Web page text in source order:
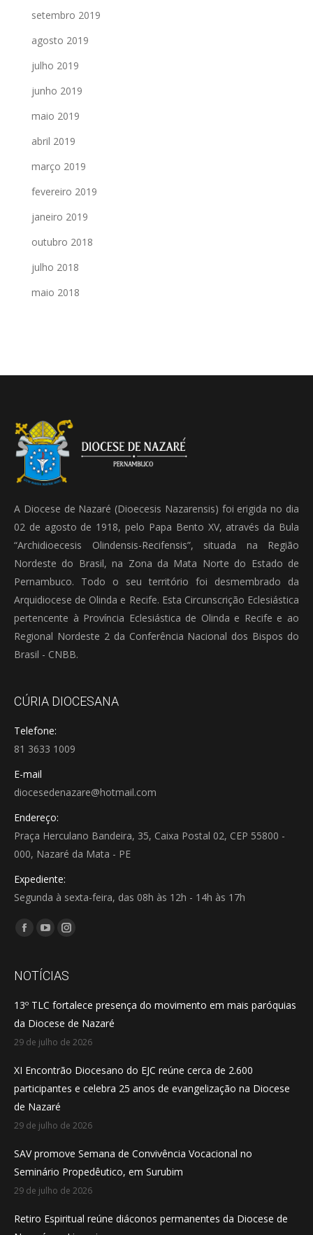
setembro 2019
agosto 2019
julho 2019
junho 2019
maio 2019
abril 2019
março 2019
fevereiro 2019
janeiro 2019
outubro 2018
julho 2018
maio 2018
A Diocese de Nazaré (Dioecesis Nazarensis) foi erigida no dia
02 de agosto de 1918, pelo Papa Bento XV, através da Bula
“Archidioecesis Olindensis-Recifensis”, situada na Região
Nordeste do Brasil, na Zona da Mata Norte do Estado de
Pernambuco. Todo o seu território foi desmembrado da
Arquidiocese de Olinda e Recife. Esta Circunscrição Eclesiástica
pertencente à Província Eclesiástica de Olinda e Recife e ao
Regional Nordeste 2 da Conferência Nacional dos Bispos do
Brasil - CNBB.
CÚRIA DIOCESANA
Telefone:
81 3633 1009
E-mail
diocesedenazare@hotmail.com
Endereço:
Praça Herculano Bandeira, 35, Caixa Postal 02, CEP 55800 -
000, Nazaré da Mata - PE
Expediente:
Segunda à sexta-feira, das 08h às 12h - 14h às 17h
Encontre-nos em:
Facebook
opens
new
window
YouTube
opens
new
window
Instagram
opens
new
window
NOTÍCIAS
13º TLC fortalece presença do movimento em mais paróquias
da Diocese de Nazaré
29 de julho de 2026
XI Encontrão Diocesano do EJC reúne cerca de 2.600
participantes e celebra 25 anos de evangelização na Diocese
de Nazaré
29 de julho de 2026
SAV promove Semana de Convivência Vocacional no
Seminário Propedêutico, em Surubim
29 de julho de 2026
Retiro Espiritual reúne diáconos permanentes da Diocese de